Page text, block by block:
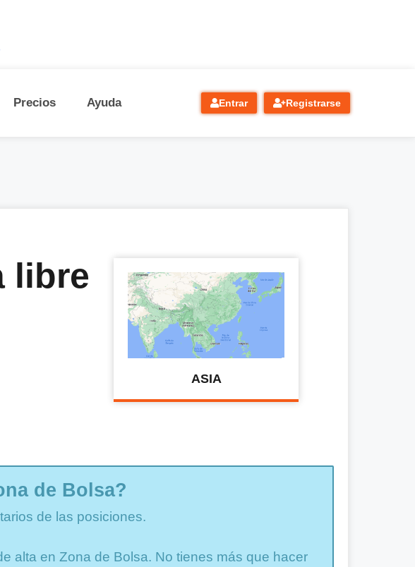
Precios Ayuda Entrar Registrarse
libre
ASIA
de Bolsa?
de las posiciones.
alta en Zona de Bolsa. No tienes más que hacer